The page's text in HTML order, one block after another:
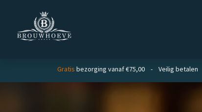
Gratis bezorging vanaf €75,00 - Veilig